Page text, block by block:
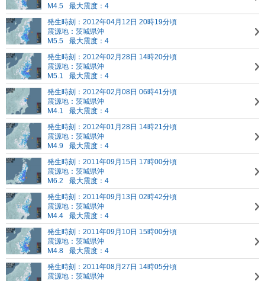
M4.5
最大震度：4
発生時刻：2012年04月12日 20時19分頃
震源地：茨城県沖
M5.5
最大震度：4
発生時刻：2012年02月28日 14時20分頃
震源地：茨城県沖
M5.1
最大震度：4
発生時刻：2012年02月08日 06時41分頃
震源地：茨城県沖
M4.1
最大震度：4
発生時刻：2012年01月28日 14時21分頃
震源地：茨城県沖
M4.9
最大震度：4
発生時刻：2011年09月15日 17時00分頃
震源地：茨城県沖
M6.2
最大震度：4
発生時刻：2011年09月13日 02時42分頃
震源地：茨城県沖
M4.4
最大震度：4
発生時刻：2011年09月10日 15時00分頃
震源地：茨城県沖
M4.8
最大震度：4
発生時刻：2011年08月27日 14時05分頃
震源地：茨城県沖